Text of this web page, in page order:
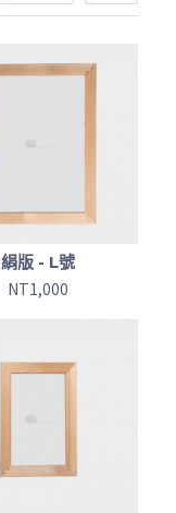
絹版 - L號
NT1,000